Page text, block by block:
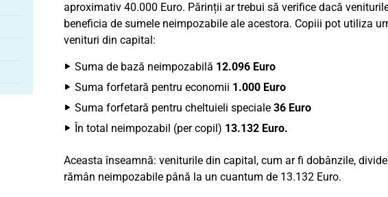
aproximativ 40.000 Euro. Părinții ar trebui să verifice dacă
beneficia de sumele neimpozabile ale acestora. Copiii pot utiliza
venituri din capital:
Suma de bază neimpozabilă 12.096 Euro
Suma forfetară pentru economii 1.000 Euro
Suma forfetară pentru cheltuieli speciale 36 Euro
În total neimpozabil (per copil) 13.132 Euro.
Aceasta înseamnă: veniturile din capital, cum ar fi dobânzile,
rămân neimpozabile până la un cuantum de 13.132 Euro.